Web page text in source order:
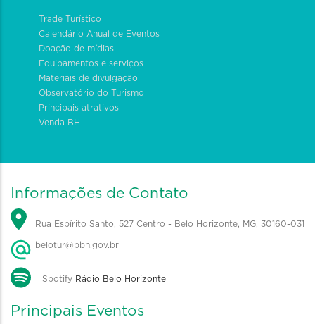
Trade Turístico
Calendário Anual de Eventos
Doação de mídias
Equipamentos e serviços
Materiais de divulgação
Observatório do Turismo
Principais atrativos
Venda BH
Informações de Contato
Rua Espírito Santo, 527 Centro - Belo Horizonte, MG, 30160-031
belotur@pbh.gov.br
Spotify Rádio Belo Horizonte
Principais Eventos